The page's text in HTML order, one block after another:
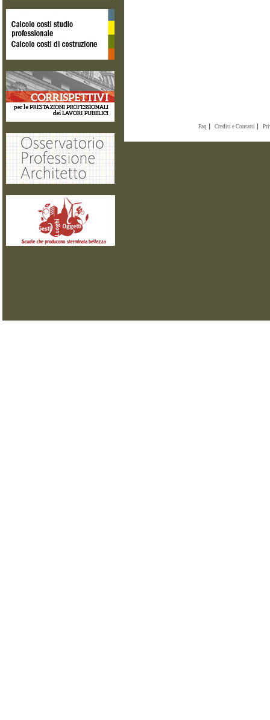
Faq Crediti e Contatti